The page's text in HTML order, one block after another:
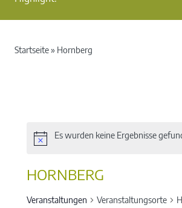
Startseite» Hornberg
Es wurden keine Ergebnisse
HORNBERG
Veranstaltungen Veranstaltungsorte